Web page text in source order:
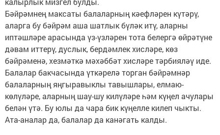
Бәйрәмнең максаты балаларның кәефләрен күтәрү,
аларга бу бәйрәм аша шатлык бүләк итү, аларны
иптәшләре арасында үз-үзләрен тота белергә өйрәтүне
дәвам иттерү, дуслык, бердәмлек хисләре, көз
бәйрәменә, хезмәткә мәхәббәт хисләре тәрбияләү иде.
Балалар бакчасында үткәрелә торган бәйрәмнәр
балаларның яңгыравыклы тавышлары, елмаю-
көлүләре, аларның шау-шу килүләре һәм күңел ачулары
белән үтә. Бу юлы да чара бик күңелле килеп чыкты.
Ата-аналар да, балалар да канәгать калды.